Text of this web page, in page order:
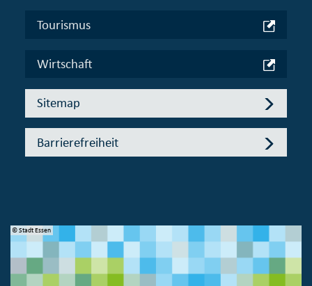
Tourismus
Wirtschaft
Sitemap
Barrierefreiheit
© Stadt Essen